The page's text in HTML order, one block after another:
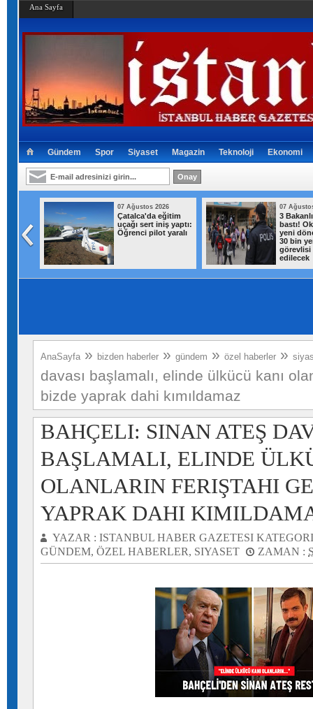
Ana Sayfa
Gündem Spor Siyaset Magazin Teknoloji Ekonomi
1 kilo
07 Ağustos 2026
Çatalca'da eğitim
uçağı sert iniş yaptı:
Öğrenci pilot yaralı
07
3
bastı!
yeni
30 bin
görevlisi
edilecek
AnaSayfa » bizden haberler » gündem » özel haberler »
davası başlamalı, elinde ülkücü kanı
bizde yaprak dahi kımıldamaz
BAHÇELI: SINAN ATEŞ
BAŞLAMALI, ELINDE
OLANLARIN FERIŞTAHI
YAPRAK DAHI
YAZAR : ISTANBUL HABER GAZETESI
GÜNDEM, ÖZEL HABERLER, SIYASET ZAMAN :